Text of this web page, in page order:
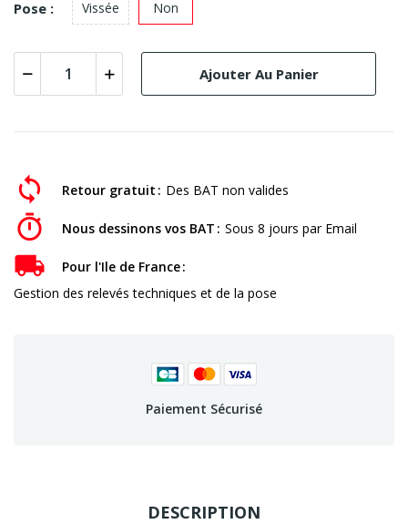
Pose : Vissée Non
Ajouter Au Panier
Retour gratuit Des BAT non valides
Nous dessinons vos BAT Sous 8 jours par Email
Pour l'Ile de France
Gestion des relevés techniques et de la pose
Paiement Sécurisé
DESCRIPTION